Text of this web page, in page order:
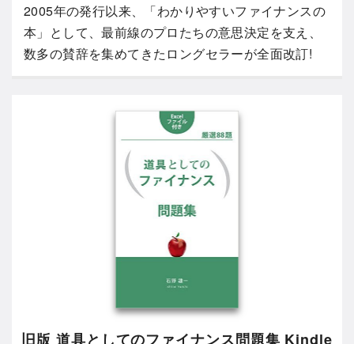
2005年の発行以来、「わかりやすいファイナンスの
本」として、最前線のプロたちの意思決定を支え、
数多の賛辞を集めてきたロングセラーが全面改訂!
旧版 道具としてのファイナンス問題集 Kindle